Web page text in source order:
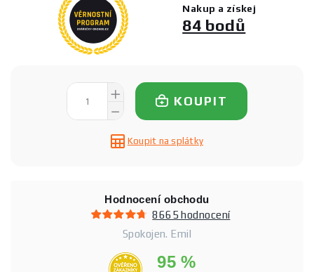
Nakup a získej
84 bodů
KOUPIT
Koupit na splátky
Hodnocení obchodu
8665 hodnocení
Spokojen. Emil
95 %